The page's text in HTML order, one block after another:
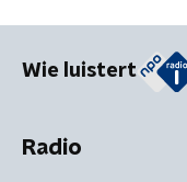
Wie luistert
Radio